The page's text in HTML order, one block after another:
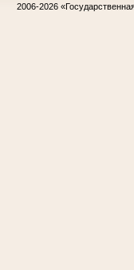
2006-2026